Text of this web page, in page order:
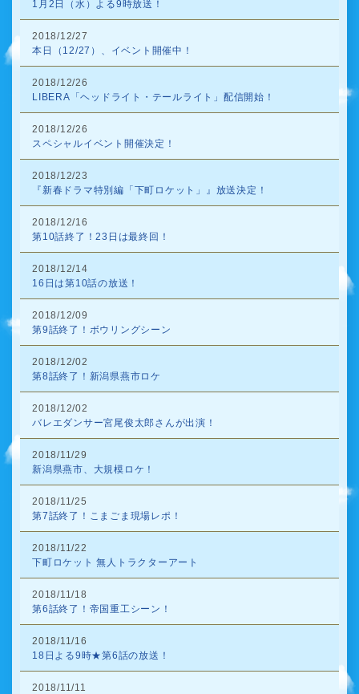
1月2日（水）よる9時放送！
2018/12/27
本日（12/27）、イベント開催中！
2018/12/26
LIBERA「ヘッドライト・テールライト」配信開始！
2018/12/26
スペシャルイベント開催決定！
2018/12/23
『新春ドラマ特別編「下町ロケット」』放送決定！
2018/12/16
第10話終了！23日は最終回！
2018/12/14
16日は第10話の放送！
2018/12/09
第9話終了！ボウリングシーン
2018/12/02
第8話終了！新潟県燕市ロケ
2018/12/02
バレエダンサー宮尾俊太郎さんが出演！
2018/11/29
新潟県燕市、大規模ロケ！
2018/11/25
第7話終了！こまごま現場レポ！
2018/11/22
下町ロケット 無人トラクターアート
2018/11/18
第6話終了！帝国重工シーン！
2018/11/16
18日よる9時★第6話の放送！
2018/11/11